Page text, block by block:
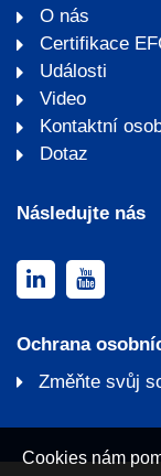
O nás
Certifikace
Události
Video
Kontaktní
Dotaz
Následujte nás
Ochrana
Změňte svůj
Cookies nám